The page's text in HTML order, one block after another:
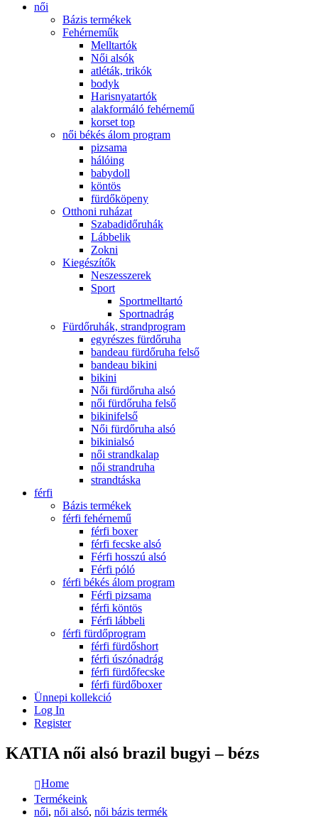
női
Bázis termékek
Fehérneműk
Melltartók
Női alsók
atléták, trikók
bodyk
Harisnyatartók
alakformáló fehérnemű
korset top
női békés álom program
pizsama
hálóing
babydoll
köntös
fürdőköpeny
Otthoni ruházat
Szabadidőruhák
Lábbelik
Zokni
Kiegészítők
Neszesszerek
Sport
Sportmelltartó
Sportnadrág
Fürdőruhák, strandprogram
egyrészes fürdőruha
bandeau fürdőruha felső
bandeau bikini
bikini
Női fürdőruha alsó
női fürdőruha felső
bikinifelső
Női fürdőruha alsó
bikinialsó
női strandkalap
női strandruha
strandtáska
férfi
Bázis termékek
férfi fehérnemű
férfi boxer
férfi fecske alsó
Férfi hosszú alsó
Férfi póló
férfi békés álom program
Férfi pizsama
férfi köntös
Férfi lábbeli
férfi fürdőprogram
férfi fürdőshort
férfi úszónadrág
férfi fürdőfecske
férfi fürdőboxer
Ünnepi kollekció
Log In
Register
KATIA női alsó brazil bugyi – bézs
Home
Termékeink
női, női alsó, női bázis termék